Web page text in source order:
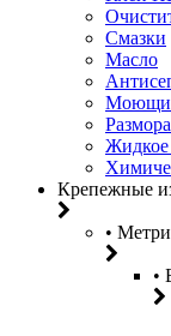
Смазки
Масло
Моющие
Жидкое
Крепежные
•
•